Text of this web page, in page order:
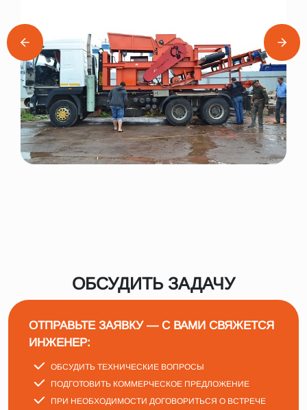
ОБСУДИТЬ ЗАДАЧУ
ОТПРАВЬТЕ ЗАЯВКУ — С ВАМИ СВЯЖЕТСЯ
ИНЖЕНЕР:
ОБСУДИТЬ ТЕХНИЧЕСКИЕ ВОПРОСЫ
ПОДГОТОВИТЬ КОММЕРЧЕСКОЕ ПРЕДЛОЖЕНИЕ
ПРИ НЕОБХОДИМОСТИ ДОГОВОРИТЬСЯ О ВСТРЕЧЕ